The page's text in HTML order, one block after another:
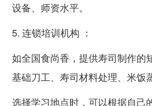
设备、师资水平。
5. 连锁培训机构 ：
如全国食尚香，提供寿司制作的
基础刀工、寿司材料处理、米饭
选择学习地点时，可以根据自己